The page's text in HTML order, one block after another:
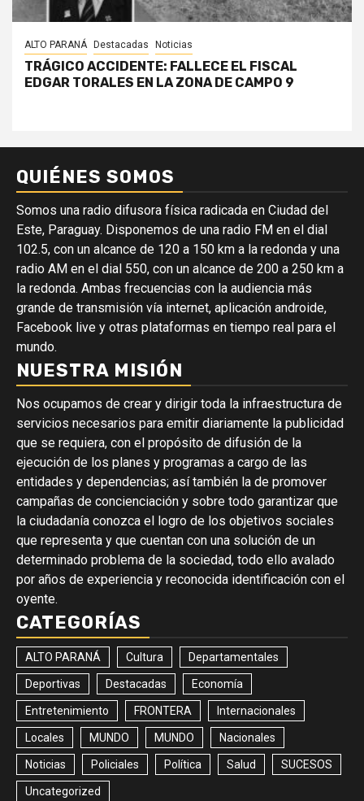
ALTO PARANÁ Destacadas Noticias
TRÁGICO ACCIDENTE: FALLECE EL FISCAL
EDGAR TORALES EN LA ZONA DE CAMPO 9
QUIÉNES SOMOS
Somos una radio difusora física radicada en Ciudad del
Este, Paraguay. Disponemos de una radio FM en el dial
102.5, con un alcance de 120 a 150 km a la redonda y una
radio AM en el dial 550, con un alcance de 200 a 250 km a
la redonda. Ambas frecuencias con la audiencia más
grande de transmisión vía internet, aplicación androide,
Facebook live y otras plataformas en tiempo real para el
mundo.
NUESTRA MISIÓN
Nos ocupamos de crear y dirigir toda la infraestructura de
servicios necesarios para emitir diariamente la publicidad
que se requiera, con el propósito de difusión de la
ejecución de los planes y programas a cargo de las
entidades y dependencias; así también la de promover
campañas de concienciación y sobre todo garantizar que
la ciudadanía conozca el logro de los objetivos sociales
que representa y que cuentan con una solución de un
determinado problema de la sociedad, todo ello avalado
por años de experiencia y reconocida identificación con el
oyente.
CATEGORÍAS
ALTO PARANÁ Cultura Departamentales
Deportivas Destacadas Economía
Entretenimiento FRONTERA Internacionales
Locales MUNDO MUNDO Nacionales
Noticias Policiales Política Salud SUCESOS
Uncategorized